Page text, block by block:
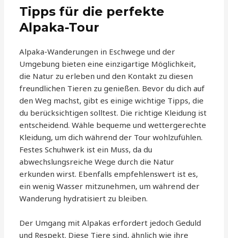
Tipps für die perfekte
Alpaka-Tour
Alpaka-Wanderungen in Eschwege und der
Umgebung bieten eine einzigartige Möglichkeit,
die Natur zu erleben und den Kontakt zu diesen
freundlichen Tieren zu genießen. Bevor du dich auf
den Weg machst, gibt es einige wichtige Tipps, die
du berücksichtigen solltest. Die richtige Kleidung ist
entscheidend. Wähle bequeme und wettergerechte
Kleidung, um dich während der Tour wohlzufühlen.
Festes Schuhwerk ist ein Muss, da du
abwechslungsreiche Wege durch die Natur
erkunden wirst. Ebenfalls empfehlenswert ist es,
ein wenig Wasser mitzunehmen, um während der
Wanderung hydratisiert zu bleiben.
Der Umgang mit Alpakas erfordert jedoch Geduld
und Respekt. Diese Tiere sind, ähnlich wie ihre